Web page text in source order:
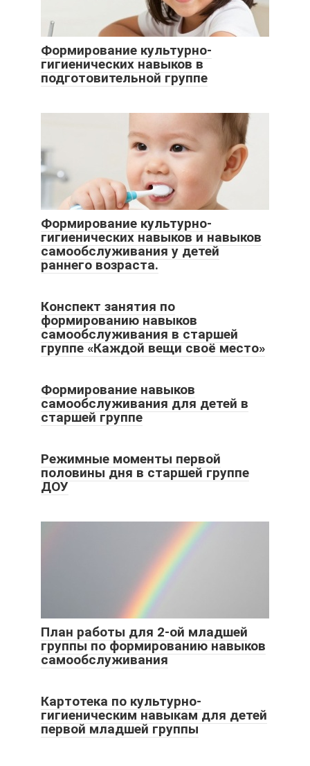
Формирование культурно-
гигиенических навыков в
подготовительной группе
Формирование культурно-
гигиенических навыков и навыков
самообслуживания у детей
раннего возраста.
Конспект занятия по
формированию навыков
самообслуживания в старшей
группе «Каждой вещи своё место»
Формирование навыков
самообслуживания для детей в
старшей группе
Режимные моменты первой
половины дня в старшей группе
ДОУ
План работы для 2-ой младшей
группы по формированию навыков
самообслуживания
Картотека по культурно-
гигиеническим навыкам для детей
первой младшей группы